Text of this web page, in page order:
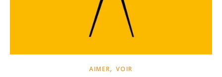
AIMER,VOIR